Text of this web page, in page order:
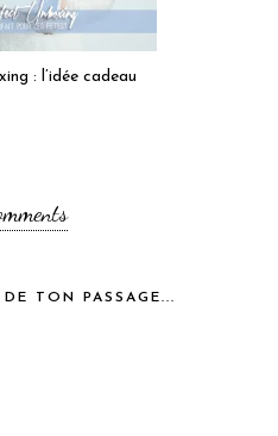
: l’idée cadeau
TON PASSAGE...